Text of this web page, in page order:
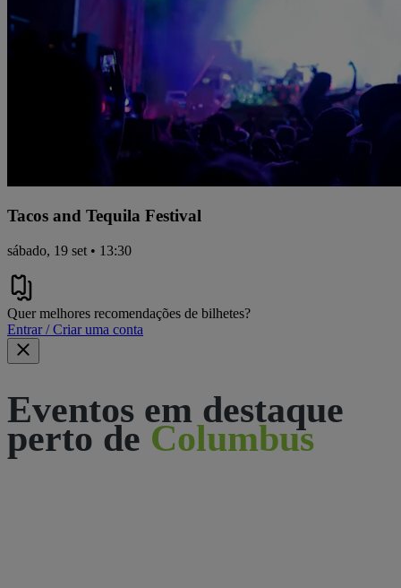
Tacos and Tequila Festival
sábado, 19 set • 13:30
Quer melhores recomendações de bilhetes?
Entrar / Criar uma conta
Eventos em destaque
perto de Columbus